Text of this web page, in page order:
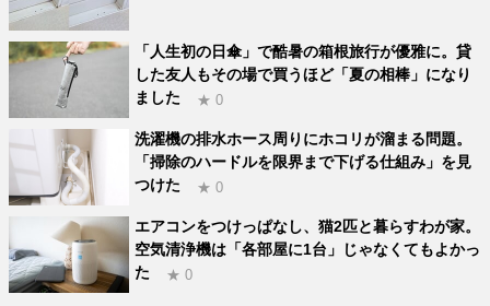
「人生初の日傘」で酷暑の箱根旅行が優雅に。貸
した友人もその場で買うほど「夏の相棒」になり
ました
★ 0
洗濯機の排水ホース周りにホコリが溜まる問題。
「掃除のハードルを限界まで下げる仕組み」を見
つけた
★ 0
エアコンをつけっぱなし、猫2匹と暮らすわが家。
空気清浄機は「各部屋に1台」じゃなくてもよかっ
た
★ 0